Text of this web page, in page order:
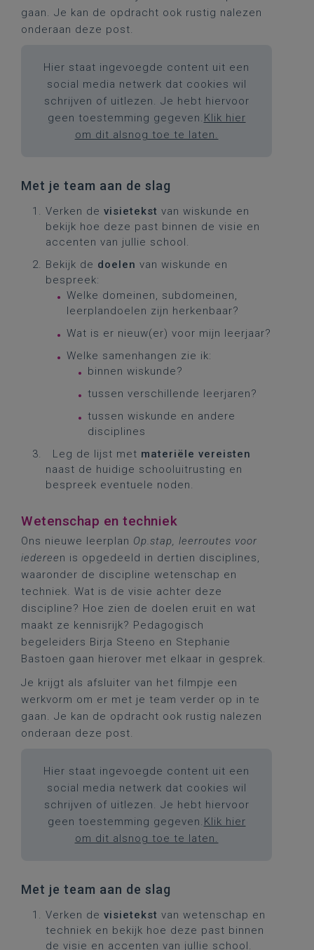
gaan. Je kan de opdracht ook rustig nalezen
onderaan deze post.
Hier staat ingevoegde content uit een
social media netwerk dat cookies wil
schrijven of uitlezen. Je hebt hiervoor
geen toestemming gegeven. Klik hier
om dit alsnog toe te laten.
Met je team aan de slag
Verken de visietekst van wiskunde en
bekijk hoe deze past binnen de visie en
accenten van jullie school.
Bekijk de doelen van wiskunde en
bespreek:
Welke domeinen, subdomeinen,
leerplandoelen zijn herkenbaar?
Wat is er nieuw(er) voor mijn leerjaar?
Welke samenhangen zie ik:
binnen wiskunde?
tussen verschillende leerjaren?
tussen wiskunde en andere
disciplines
Leg de lijst met materiële vereisten
naast de huidige schooluitrusting en
bespreek eventuele noden.
Wetenschap en techniek
Ons nieuwe leerplan Op.stap, leerroutes voor
iedereen is opgedeeld in dertien disciplines,
waaronder de discipline wetenschap en
techniek. Wat is de visie achter deze
discipline? Hoe zien de doelen eruit en wat
maakt ze kennisrijk? Pedagogisch
begeleiders Birja Steeno en Stephanie
Bastoen gaan hierover met elkaar in gesprek.
Je krijgt als afsluiter van het filmpje een
werkvorm om er met je team verder op in te
gaan. Je kan de opdracht ook rustig nalezen
onderaan deze post.
Hier staat ingevoegde content uit een
social media netwerk dat cookies wil
schrijven of uitlezen. Je hebt hiervoor
geen toestemming gegeven. Klik hier
om dit alsnog toe te laten.
Met je team aan de slag
Verken de visietekst van wetenschap en
techniek en bekijk hoe deze past binnen
de visie en accenten van jullie school.